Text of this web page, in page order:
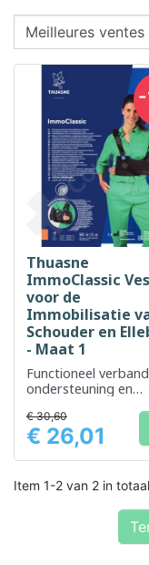
Thuasne
ImmoClassic
voor de
Immobilisatie
Schouder en
- Maat 1
Functioneel
ondersteuning en
Prijs
€ 30,60
€ 26,01
Item 1-2 van 2 in